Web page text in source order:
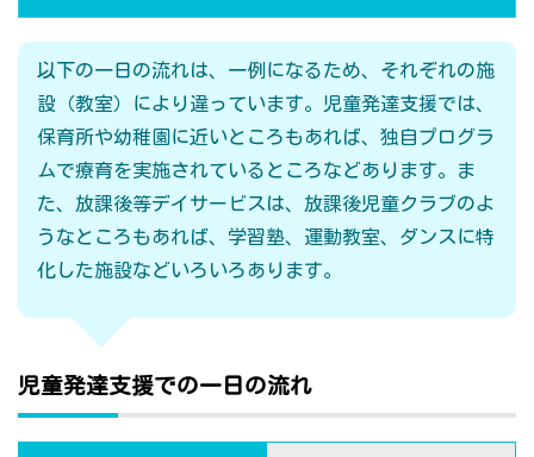
以下の一日の流れは、一例になるため、それぞれの施
設（教室）により違っています。児童発達支援では、
保育所や幼稚園に近いところもあれば、独自プログラ
ムで療育を実施されているところなどあります。ま
た、放課後等デイサービスは、放課後児童クラブのよ
うなところもあれば、学習塾、運動教室、ダンスに特
化した施設などいろいろあります。
児童発達支援での一日の流れ